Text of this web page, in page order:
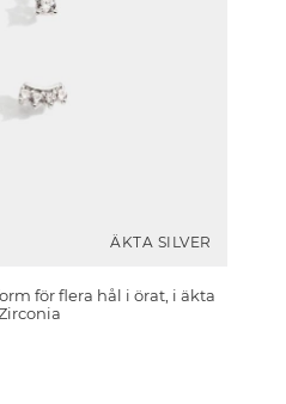
ÄKTA SILVER
för flera hål i örat, i äkta